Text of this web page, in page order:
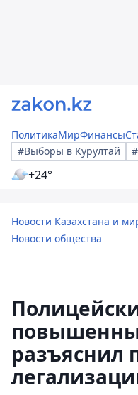
ПолитикаМирФинансы
#Выборы в Курултай
+24°
Новости Казахстана и
Новости общества
разъяснил